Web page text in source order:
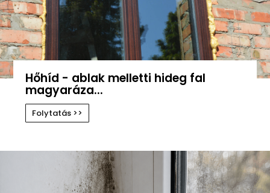
Hőhíd - ablak melletti hideg fal
magyaráza...
Folytatás >>